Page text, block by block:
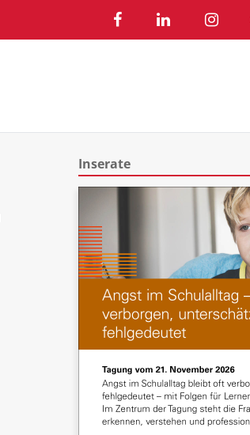
Inserate